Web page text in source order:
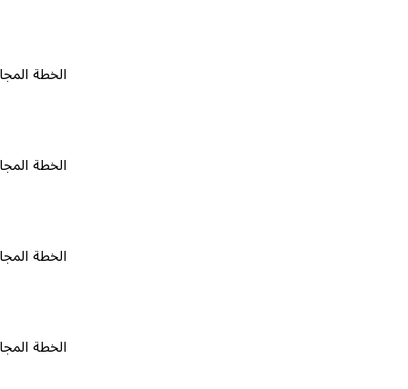
الخطة المجانية ٠
الخطة المجانية ٠
الخطة المجانية ٠
الخطة المجانية ٠